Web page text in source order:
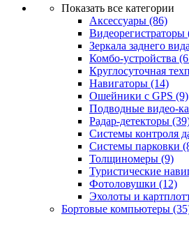
Показать все категории
Аксессуары (86)
Видеорегистраторы
Зеркала заднего вида
Комбо-устройства
Круглосуточная
Навигаторы (14)
Ошейники с GPS (9)
Подводные видео-
Радар-детекторы
Системы контроля
Системы парковки
Толщиномеры (9)
Туристические
Фотоловушки (12)
Эхолоты и
Бортовые компьютеры